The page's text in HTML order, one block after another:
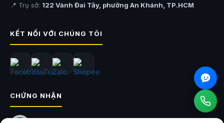
📍 Trụ sở: 122 Vành Đai Tây, phường An Khánh, TP.HCM
KẾT NỐI VỚI CHÚNG TÔI
CHỨNG NHẬN